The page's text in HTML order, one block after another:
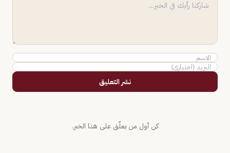
نشر التعليق
كن أول من يعلّق على هذا الخبر.